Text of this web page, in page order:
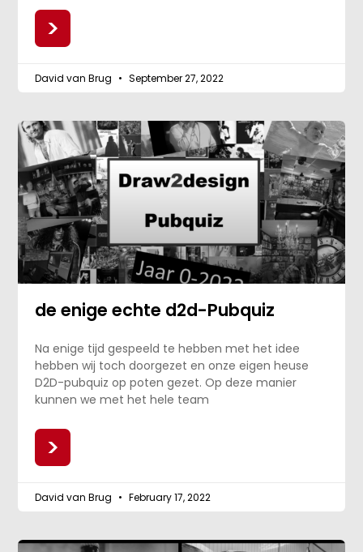
>
David van Brug September 27, 2022
de enige echte d2d-Pubquiz
Na enige tijd gespeeld te hebben met het idee
hebben wij toch doorgezet en onze eigen heuse
D2D-pubquiz op poten gezet. Op deze manier
kunnen we met het hele team
>
David van Brug February 17, 2022